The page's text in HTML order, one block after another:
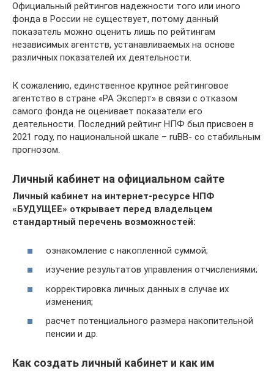
Официальный рейтингов надежности того или иного
фонда в России не существует, потому данный
показатель можно оценить лишь по рейтингам
независимых агентств, устанавливаемых на основе
различных показателей их деятельности.
К сожалению, единственное крупное рейтинговое
агентство в стране «РА Эксперт» в связи с отказом
самого фонда не оценивает показатели его
деятельности. Последний рейтинг НПФ был присвоен в
2021 году, по национальной шкале – ruBB- со стабильным
прогнозом.
Личный кабинет на официальном сайте
Личный кабинет на интернет-ресурсе НПФ
«БУДУЩЕЕ» открывает перед владельцем
стандартный перечень возможностей:
ознакомление с накопленной суммой;
изучение результатов управления отчислениями;
корректировка личных данных в случае их
изменения;
расчет потенциального размера накопительной
пенсии и др.
Как создать личный кабинет и как им